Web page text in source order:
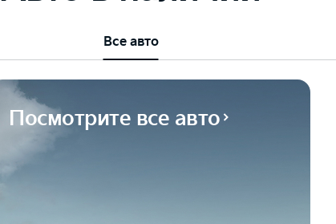
Все авто
Посмотрите все авто